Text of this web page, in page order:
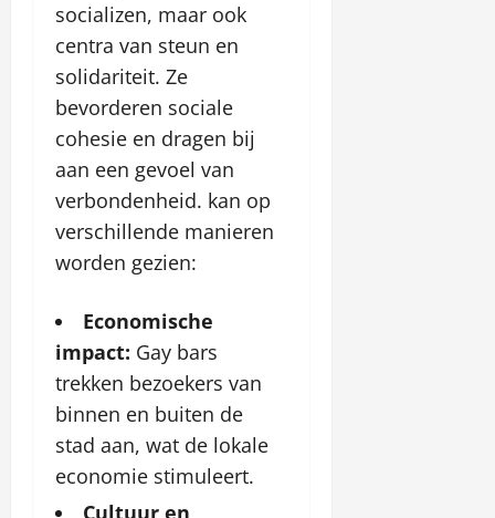
socializen, maar ook
centra van steun en
solidariteit. Ze
bevorderen sociale
cohesie en dragen bij
aan een gevoel van
verbondenheid. kan op
verschillende manieren
worden gezien:
Economische
impact: Gay bars
trekken bezoekers van
binnen en buiten de
stad aan, wat de lokale
economie stimuleert.
Cultuur en